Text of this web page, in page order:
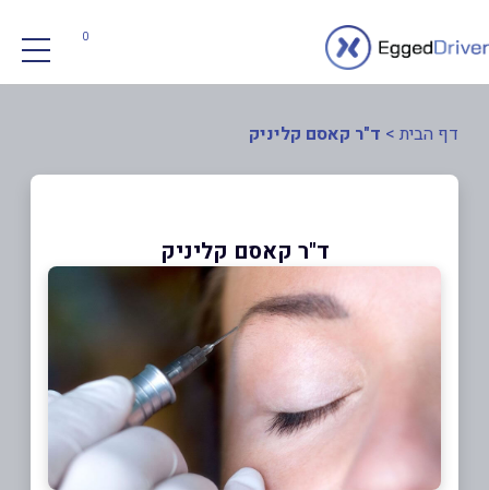
0
דף הבית > ד"ר קאסם קליניק
ד"ר קאסם קליניק